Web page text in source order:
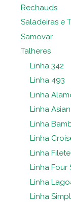
Rechauds
Saladeiras e
Samovar
Talheres
Linha 342
Linha 493
Linha
Linha Asian
Linha
Linha
Linha
Linha Four
Linha
Linha